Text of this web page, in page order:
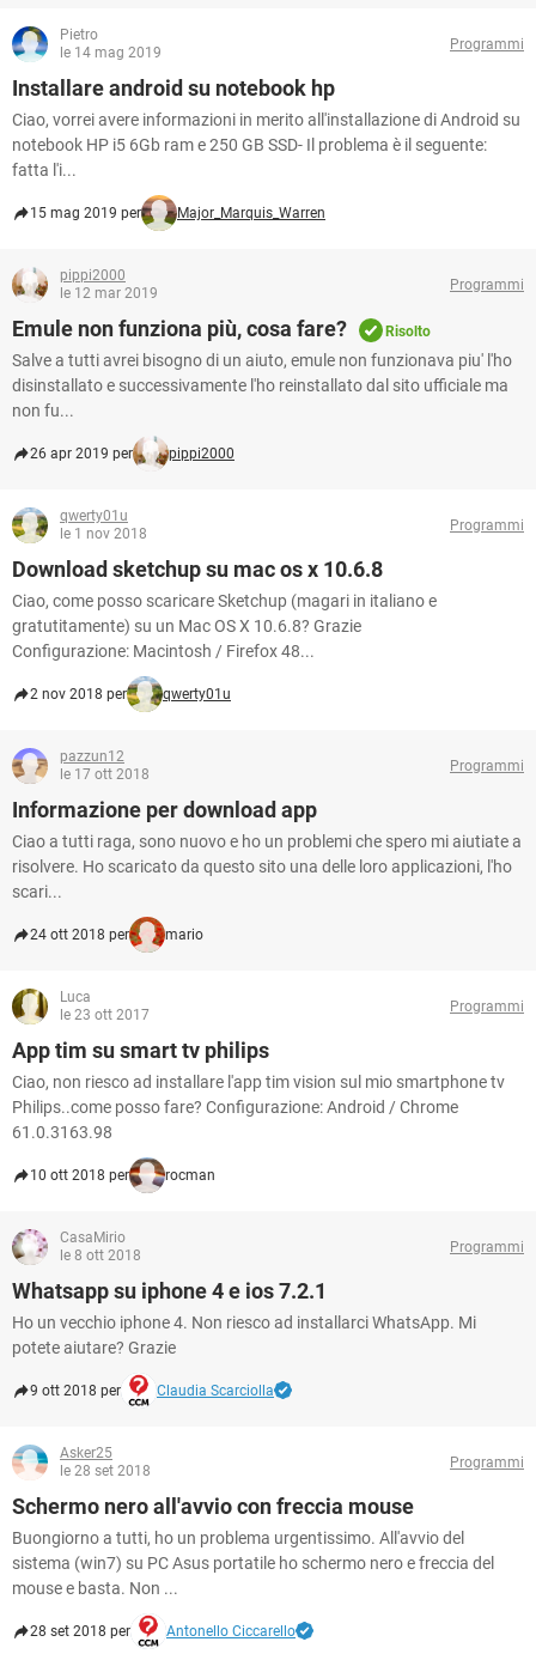
Pietro
le 14 mag 2019
Programmi
Installare android su notebook hp
Ciao, vorrei avere informazioni in merito all'installazione di Android su
notebook HP i5 6Gb ram e 250 GB SSD- Il problema è il seguente:
fatta l'i...
15 mag 2019 per Major_Marquis_Warren
pippi2000
le 12 mar 2019
Programmi
Emule non funziona più, cosa fare? Risolto
Salve a tutti avrei bisogno di un aiuto, emule non funzionava piu' l'ho
disinstallato e successivamente l'ho reinstallato dal sito ufficiale ma
non fu...
26 apr 2019 per pippi2000
qwerty01u
le 1 nov 2018
Programmi
Download sketchup su mac os x 10.6.8
Ciao, come posso scaricare Sketchup (magari in italiano e
gratutitamente) su un Mac OS X 10.6.8? Grazie
Configurazione: Macintosh / Firefox 48...
2 nov 2018 per qwerty01u
pazzun12
le 17 ott 2018
Programmi
Informazione per download app
Ciao a tutti raga, sono nuovo e ho un problemi che spero mi aiutiate a
risolvere. Ho scaricato da questo sito una delle loro applicazioni, l'ho
scari...
24 ott 2018 per mario
Luca
le 23 ott 2017
Programmi
App tim su smart tv philips
Ciao, non riesco ad installare l'app tim vision sul mio smartphone tv
Philips..come posso fare? Configurazione: Android / Chrome
61.0.3163.98
10 ott 2018 per rocman
CasaMirio
le 8 ott 2018
Programmi
Whatsapp su iphone 4 e ios 7.2.1
Ho un vecchio iphone 4. Non riesco ad installarci WhatsApp. Mi
potete aiutare? Grazie
9 ott 2018 per Claudia Scarciolla
Asker25
le 28 set 2018
Programmi
Schermo nero all'avvio con freccia mouse
Buongiorno a tutti, ho un problema urgentissimo. All'avvio del
sistema (win7) su PC Asus portatile ho schermo nero e freccia del
mouse e basta. Non ...
28 set 2018 per Antonello Ciccarello